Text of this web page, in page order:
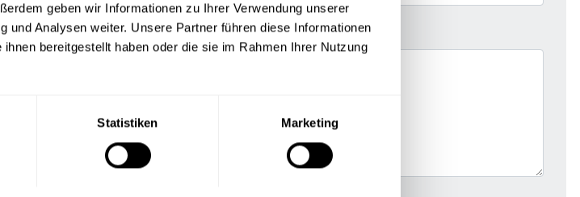
geben wir Informationen zu Ihrer Verwendung unserer
und Analysen weiter. Unsere Partner führen diese Informationen
bereitgestellt haben oder die sie im Rahmen Ihrer Nutzung
Statistiken Marketing